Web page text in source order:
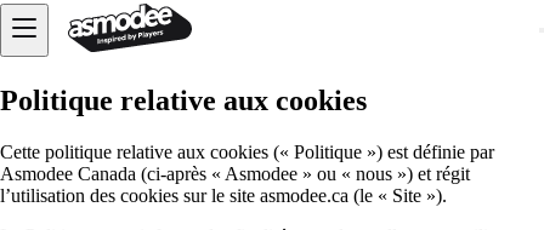
Politique relative aux cookies
Cette politique relative aux cookies (« Politique ») est définie par
Asmodee Canada (ci-après « Asmodee » ou « nous ») et régit
l’utilisation des cookies sur le site asmodee.ca (le « Site »).